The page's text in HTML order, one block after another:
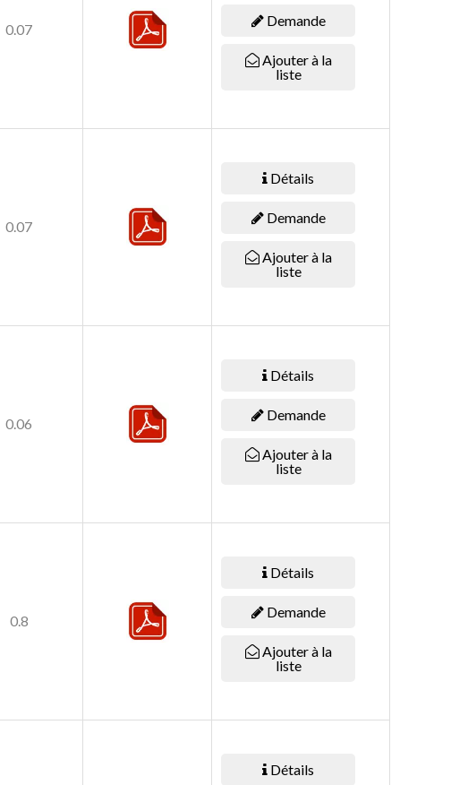
0.07
Demande
Ajouter à la
liste
0.07
Détails
Demande
Ajouter à la
liste
0.06
Détails
Demande
Ajouter à la
liste
0.8
Détails
Demande
Ajouter à la
liste
Détails